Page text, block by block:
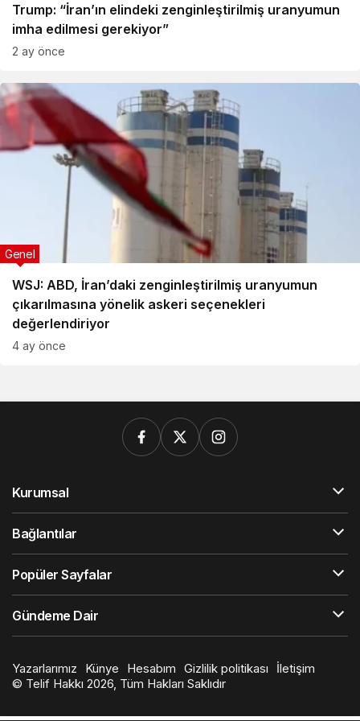
Trump: “İran’ın elindeki zenginleştirilmiş uranyumun
imha edilmesi gerekiyor”
2 ay önce
WSJ: ABD, İran’daki zenginleştirilmiş uranyumun
çıkarılmasına yönelik askeri seçenekleri
değerlendiriyor
Genel
4 ay önce
Kurumsal
Bağlantılar
Popüler Sayfalar
Gündeme Dair
Yazarlarımız Künye Hesabım Gizlilik politikası
İletişim
© Telif Hakkı 2026, Tüm Hakları Saklıdır